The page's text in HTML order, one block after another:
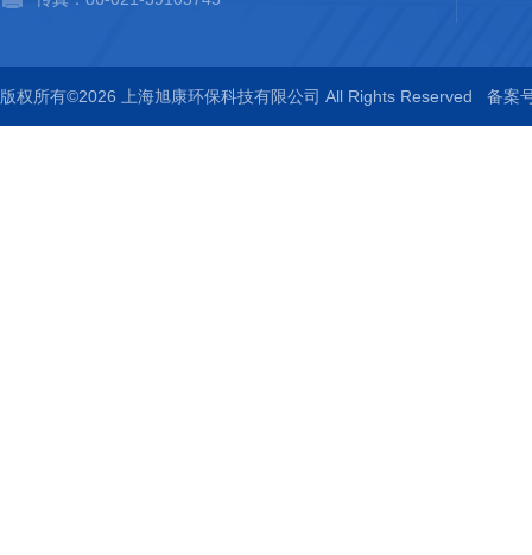
版权所有©2026 上海旭康环保科技有限公司 All Rights Reserved 备案